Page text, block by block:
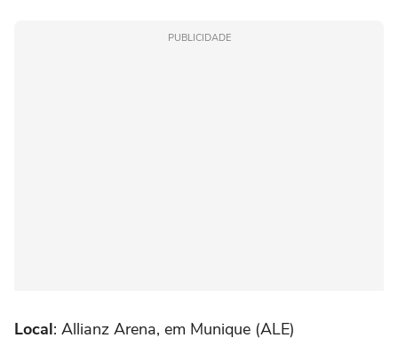
PUBLICIDADE
Local: Allianz Arena, em Munique (ALE)